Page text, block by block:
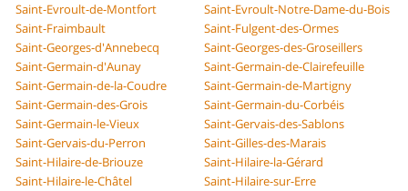
Saint-Evroult-de-Montfort
Saint-Evroult-Notre-Dame-du-Bois
Saint-Fraimbault
Saint-Fulgent-des-Ormes
Saint-Georges-d'Annebecq
Saint-Georges-des-Groseillers
Saint-Germain-d'Aunay
Saint-Germain-de-Clairefeuille
Saint-Germain-de-la-Coudre
Saint-Germain-de-Martigny
Saint-Germain-des-Grois
Saint-Germain-du-Corbéis
Saint-Germain-le-Vieux
Saint-Gervais-des-Sablons
Saint-Gervais-du-Perron
Saint-Gilles-des-Marais
Saint-Hilaire-de-Briouze
Saint-Hilaire-la-Gérard
Saint-Hilaire-le-Châtel
Saint-Hilaire-sur-Erre